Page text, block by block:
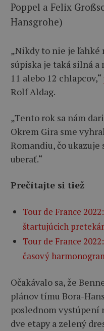
Poppel a Felix
Hansgrohe)
„Nikdy to nie je
súpiska je taká silná
11 alebo 12 chlapcov,“
Rolf Aldag.
„Tento rok sa nám
Okrem Gira sme
Romandiu, čo
uberať.“
Prečítajte si tiež
Tour de France
štartujúcich
Tour de France
časový
Očakávalo sa, že
plánov tímu Bora-
poslednom vystúpení
dve etapy a zelený